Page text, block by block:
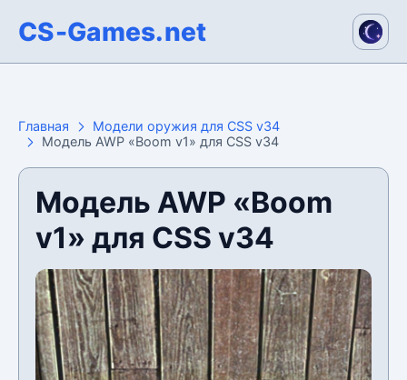
CS-Games.net
Главная
Модели оружия для CSS v34
Модель AWP «Boom v1» для CSS v34
Модель AWP «Boom
v1» для CSS v34